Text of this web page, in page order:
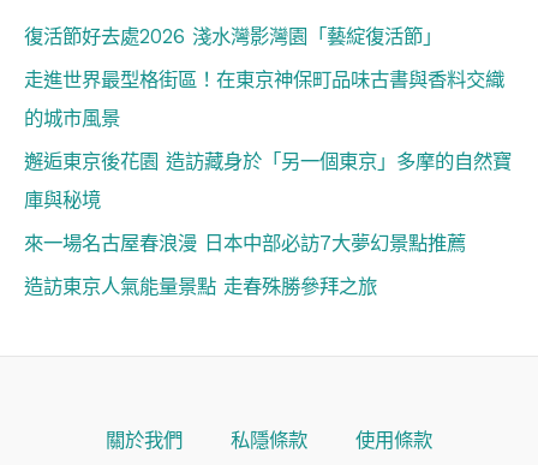
復活節好去處2026 淺水灣影灣園「藝綻復活節」
走進世界最型格街區！在東京神保町品味古書與香料交織
的城市風景
邂逅東京後花園 造訪藏身於「另一個東京」多摩的自然寶
庫與秘境
來一場名古屋春浪漫 日本中部必訪7大夢幻景點推薦
造訪東京人氣能量景點 走春殊勝參拜之旅
關於我們 私隱條款 使用條款